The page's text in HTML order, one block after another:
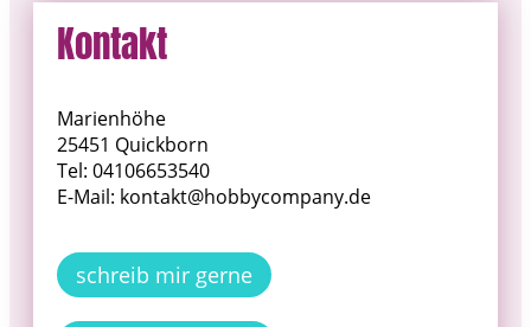
Kontakt
Marienhöhe
25451 Quickborn
Tel: 04106653540
E-Mail: kontakt@hobbycompany.de
schreib mir gerne